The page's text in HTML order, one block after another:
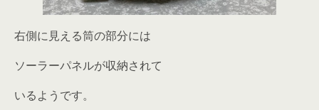
右側に見える筒の部分には
ソーラーパネルが収納されて
いるようです。